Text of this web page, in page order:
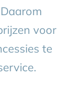
voor
te